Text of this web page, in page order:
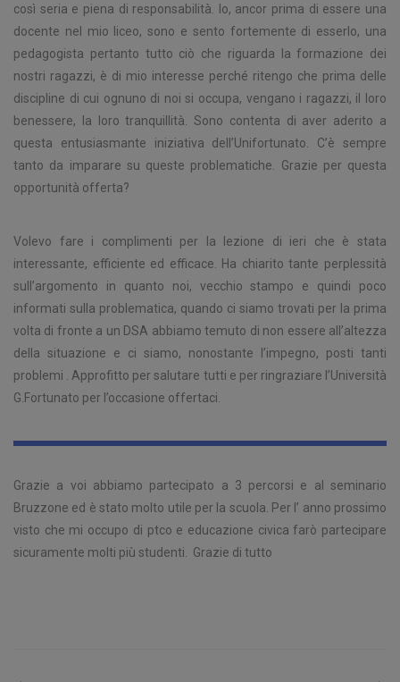
così seria e piena di responsabilità. Io, ancor prima di essere una
docente nel mio liceo, sono e sento fortemente di esserlo, una
pedagogista pertanto tutto ciò che riguarda la formazione dei
nostri ragazzi, è di mio interesse perché ritengo che prima delle
discipline di cui ognuno di noi si occupa, vengano i ragazzi, il loro
benessere, la loro tranquillità. Sono contenta di aver aderito a
questa entusiasmante iniziativa dell’Unifortunato. C’è sempre
tanto da imparare su queste problematiche. Grazie per questa
opportunità offerta?
Volevo fare i complimenti per la lezione di ieri che è stata
interessante, efficiente ed efficace. Ha chiarito tante perplessità
sull’argomento in quanto noi, vecchio stampo e quindi poco
informati sulla problematica, quando ci siamo trovati per la prima
volta di fronte a un DSA abbiamo temuto di non essere all’altezza
della situazione e ci siamo, nonostante l’impegno, posti tanti
problemi . Approfitto per salutare tutti e per ringraziare l’Università
G.Fortunato per l’occasione offertaci.
Grazie a voi abbiamo partecipato a 3 percorsi e al seminario
Bruzzone ed è stato molto utile per la scuola. Per l’ anno prossimo
visto che mi occupo di ptco e educazione civica farò partecipare
sicuramente molti più studenti. Grazie di tutto